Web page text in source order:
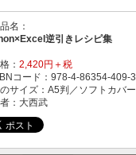
名：
逆引きレシピ集
： 2,420円＋税
コード：978-4-86354-409-3
サイズ：A5判／ソフトカバー
：大西武